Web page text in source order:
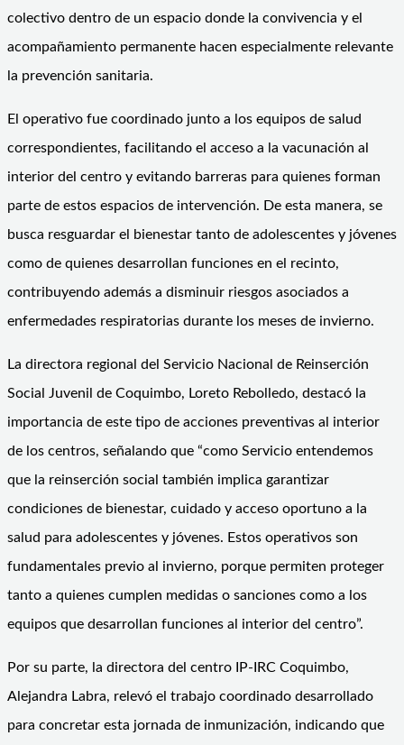
colectivo dentro de un espacio donde la convivencia y el
acompañamiento permanente hacen especialmente relevante
la prevención sanitaria.
El operativo fue coordinado junto a los equipos de salud
correspondientes, facilitando el acceso a la vacunación al
interior del centro y evitando barreras para quienes forman
parte de estos espacios de intervención. De esta manera, se
busca resguardar el bienestar tanto de adolescentes y jóvenes
como de quienes desarrollan funciones en el recinto,
contribuyendo además a disminuir riesgos asociados a
enfermedades respiratorias durante los meses de invierno.
La directora regional del Servicio Nacional de Reinserción
Social Juvenil de Coquimbo, Loreto Rebolledo, destacó la
importancia de este tipo de acciones preventivas al interior
de los centros, señalando que “como Servicio entendemos
que la reinserción social también implica garantizar
condiciones de bienestar, cuidado y acceso oportuno a la
salud para adolescentes y jóvenes. Estos operativos son
fundamentales previo al invierno, porque permiten proteger
tanto a quienes cumplen medidas o sanciones como a los
equipos que desarrollan funciones al interior del centro”.
Por su parte, la directora del centro IP-IRC Coquimbo,
Alejandra Labra, relevó el trabajo coordinado desarrollado
para concretar esta jornada de inmunización, indicando que